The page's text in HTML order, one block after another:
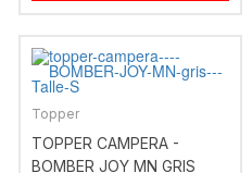
Topper
TOPPER CAMPERA -
BOMBER JOY MN GRIS